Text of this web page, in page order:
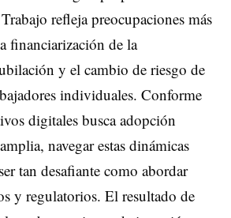
refleja preocupaciones más
financiarización de la
y el cambio de riesgo de
individuales. Conforme
digitales busca adopción
navegar estas dinámicas
tan desafiante como abordar
y regulatorios. El resultado de